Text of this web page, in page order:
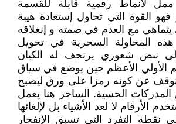
لأنماط رقمية قابلة للقسمة
فهو القوة التي تحاول إستعادة هيبة
يتماهى مع العدم في صمته و إنغلاقه
المحاولة السحرية في تحويل
إلى نبض شعوري يرتجف له الكيان
الأولي الأعظم حين يوضع في سياق
عن كونه رمزا على ورق ليصبح
المدركات الحسية. الساحر هنا يعمل
الأرقام لا لعد الأشياء بل لإلغائها
نقطة التفرد التي تسبق الإنفجار